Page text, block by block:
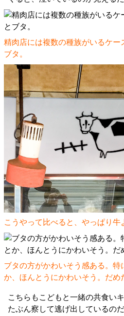
精肉店には複数の種族がいるケー
ブタ。
こうやって比べると、やっぱり牛
ブタの方がかわいそう感ある。特
か、ほんとうにかわいそう。だめ
こちらもこどもと一緒の共食い
たぶん察して逃げ出しているの